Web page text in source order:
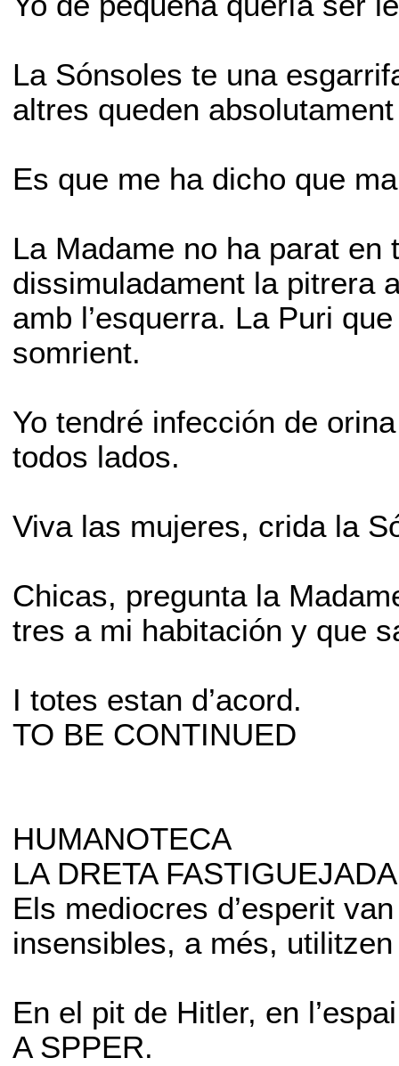
La Sónsoles te una
altres queden
Es que me ha dicho que
La Madame no ha parat en
dissimuladament la pitrera
amb l’esquerra. La Puri
somrient.
Yo tendré infección de
todos lados.
Viva las mujeres, crida la
Chicas, pregunta la
tres a mi habitación y que
I totes estan d’acord.
TO BE CONTINUED
HUMANOTECA
LA DRETA FASTIGUEJADA
Els mediocres d’esperit
insensibles, a més,
En el pit de Hitler, en
A SPPER.